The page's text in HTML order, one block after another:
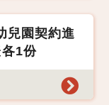
兒園契約進
1份